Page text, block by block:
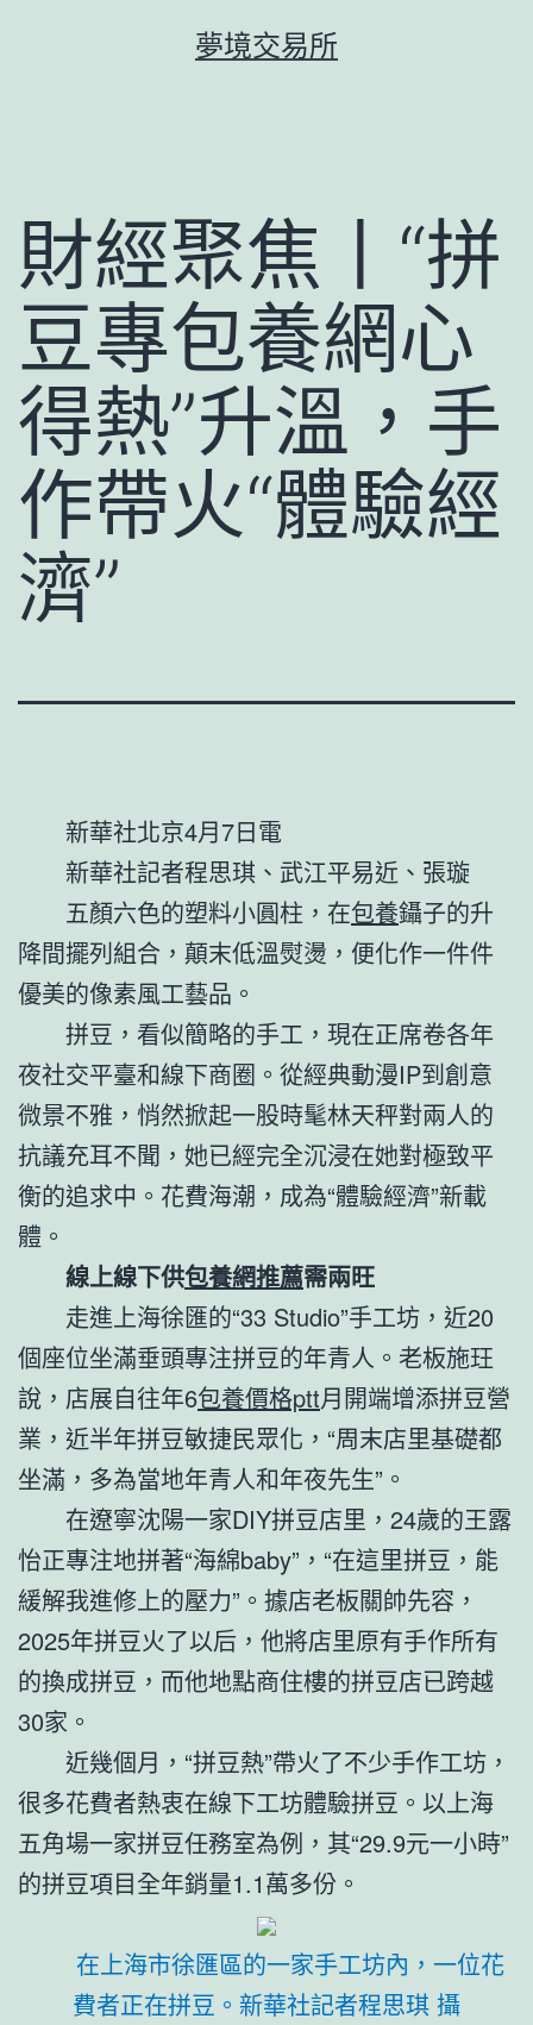
夢境交易所
財經聚焦丨“拼
豆專包養網心
得熱”升溫，手
作帶火“體驗經
濟”
新華社北京4月7日電
新華社記者程思琪、武江平易近、張璇
五顏六色的塑料小圓柱，在包養鑷子的升
降間擺列組合，顛末低溫熨燙，便化作一件件
優美的像素風工藝品。
拼豆，看似簡略的手工，現在正席卷各年
夜社交平臺和線下商圈。從經典動漫IP到創意
微景不雅，悄然掀起一股時髦林天秤對兩人的
抗議充耳不聞，她已經完全沉浸在她對極致平
衡的追求中。花費海潮，成為“體驗經濟”新載
體。
線上線下供包養網推薦需兩旺
走進上海徐匯的“33 Studio”手工坊，近20
個座位坐滿垂頭專注拼豆的年青人。老板施玨
說，店展自往年6包養價格ptt月開端增添拼豆營
業，近半年拼豆敏捷民眾化，“周末店里基礎都
坐滿，多為當地年青人和年夜先生”。
在遼寧沈陽一家DIY拼豆店里，24歲的王露
怡正專注地拼著“海綿baby”，“在這里拼豆，能
緩解我進修上的壓力”。據店老板關帥先容，
2025年拼豆火了以后，他將店里原有手作所有
的換成拼豆，而他地點商住樓的拼豆店已跨越
30家。
近幾個月，“拼豆熱”帶火了不少手作工坊，
很多花費者熱衷在線下工坊體驗拼豆。以上海
五角場一家拼豆任務室為例，其“29.9元一小時”
的拼豆項目全年銷量1.1萬多份。
在上海市徐匯區的一家手工坊內，一位花
費者正在拼豆。新華社記者程思琪 攝